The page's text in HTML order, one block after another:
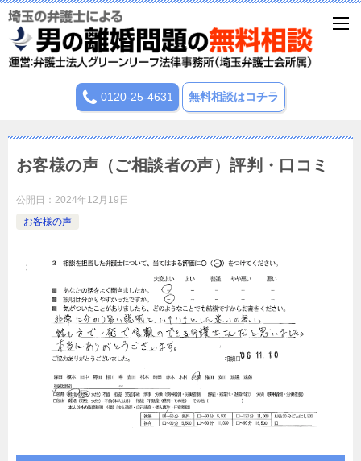
0120-25-4631 無料相談はコチラ
お客様の声（ご相談者の声）評判・口コミ
公開日： 2024年12月19日
お客様の声